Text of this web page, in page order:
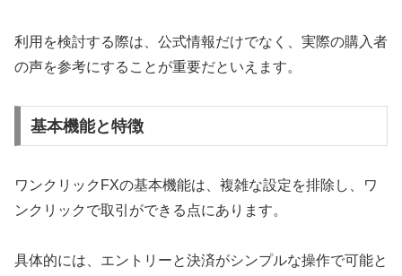
利用を検討する際は、公式情報だけでなく、実際の購入者
の声を参考にすることが重要だといえます。
基本機能と特徴
ワンクリックFXの基本機能は、複雑な設定を排除し、ワ
ンクリックで取引ができる点にあります。
具体的には、エントリーと決済がシンプルな操作で可能と